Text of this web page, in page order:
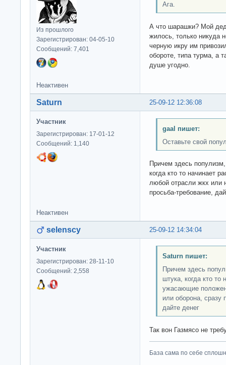
Из прошлого
Зарегистрирован: 04-05-10
Сообщений: 7,401
Ага.
А что шарашки? Мой дед
жилось, только никуда
черную икру им
обороте, типа турма, а
душе угодно.
Неактивен
25-09-12 12:36:08
Saturn
Участник
Зарегистрирован: 17-01-12
Сообщений: 1,140
gaal пишет:
Оставьте свой
Причем здесь
когда кто то начинает
любой отрасли жкх или
просьба-требование,
Неактивен
25-09-12 14:34:04
selenscy
Участник
Зарегистрирован: 28-11-10
Сообщений: 2,558
Saturn пишет:
Причем здесь
штука, когда кто то
ужасающие
или оборона, сразу
дайте денег
Так вон Газмясо не
База сама по себе